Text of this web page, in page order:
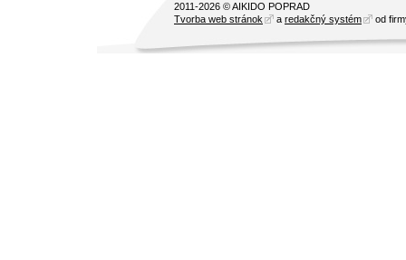
2011-2026 © AIKIDO POPRAD
Tvorba web stránok
a redakčný systém od